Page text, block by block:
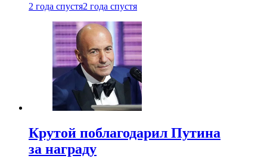
2 года спустя2 года спустя
Крутой поблагодарил Путина
за награду